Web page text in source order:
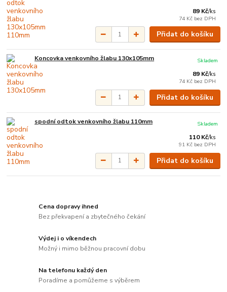
89 Kč/ks
74 Kč bez DPH
Přidat do košíku
Koncovka venkovního žlabu 130x105mm
89 Kč/ks
74 Kč bez DPH
Skladem
Přidat do košíku
spodní odtok venkovního žlabu 110mm
110 Kč/ks
91 Kč bez DPH
Skladem
Přidat do košíku
Cena dopravy ihned
Bez překvapení a zbytečného čekání
Výdej i o víkendech
Možný i mimo běžnou pracovní dobu
Na telefonu každý den
Poradíme a pomůžeme s výběrem